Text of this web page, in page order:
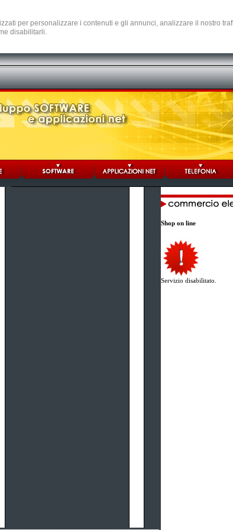
per personalizzare i contenuti e gli annunci, analizzare il nostro
disabilitarli.
Shop on line
Servizio disabilitato.